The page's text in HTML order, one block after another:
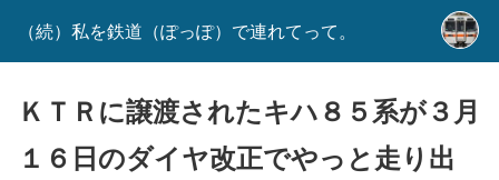
（続）私を鉄道（ぽっぽ）で連れてって。
ＫＴＲに譲渡されたキハ８５系が３月
１６日のダイヤ改正でやっと走り出